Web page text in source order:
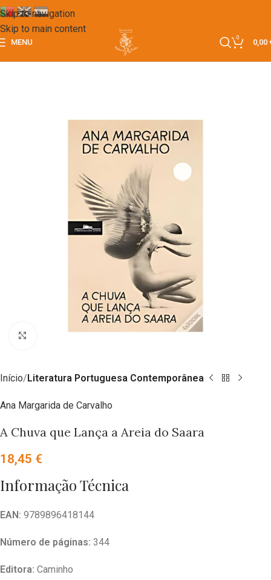
Skip to navigation
Skip to main content
MENU
0
0,00
Início Literatura Portuguesa Contemporânea
Ana Margarida de Carvalho
A Chuva que Lança a Areia do Saara
18,45 €
Informação Técnica
EAN: 9789896418144
Número de páginas: 344
Editora: Caminho